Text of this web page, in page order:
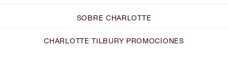
SOBRE CHARLOTTE
CHARLOTTE TILBURY PROMOCIONES